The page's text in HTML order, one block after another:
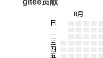
gitee贡献